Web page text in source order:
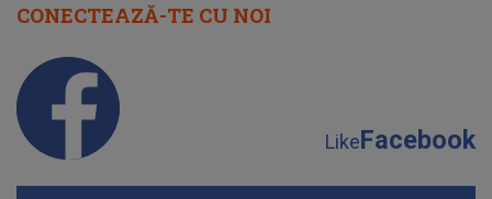
CONECTEAZĂ-TE CU NOI
LikeFacebook